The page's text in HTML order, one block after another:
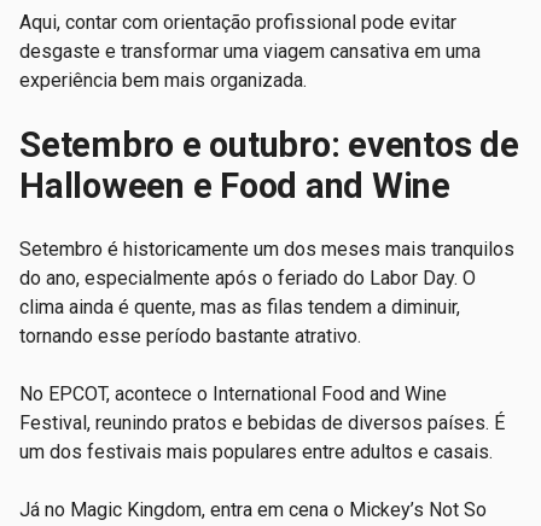
Aqui, contar com orientação profissional pode evitar
desgaste e transformar uma viagem cansativa em uma
experiência bem mais organizada.
Setembro e outubro: eventos de
Halloween e Food and Wine
Setembro é historicamente um dos meses mais tranquilos
do ano, especialmente após o feriado do Labor Day. O
clima ainda é quente, mas as filas tendem a diminuir,
tornando esse período bastante atrativo.
No EPCOT, acontece o International Food and Wine
Festival, reunindo pratos e bebidas de diversos países. É
um dos festivais mais populares entre adultos e casais.
Já no Magic Kingdom, entra em cena o Mickey’s Not So